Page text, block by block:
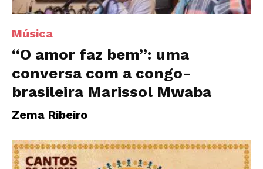
Música
“O amor faz bem”: uma
conversa com a congo-
brasileira Marissol Mwaba
Zema Ribeiro